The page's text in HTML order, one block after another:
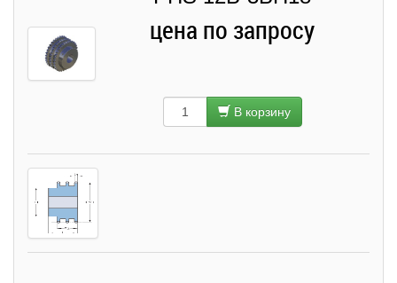
цена по запросу
В корзину